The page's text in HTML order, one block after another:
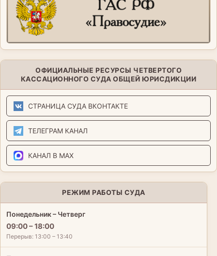
ОФИЦИАЛЬНЫЕ РЕСУРСЫ ЧЕТВЕРТОГО
КАССАЦИОННОГО СУДА ОБЩЕЙ ЮРИСДИКЦИИ
СТРАНИЦА СУДА ВКОНТАКТЕ
ТЕЛЕГРАМ КАНАЛ
КАНАЛ В MAX
РЕЖИМ РАБОТЫ СУДА
Понедельник – Четверг
09:00 – 18:00
Перерыв: 13:00 – 13:40